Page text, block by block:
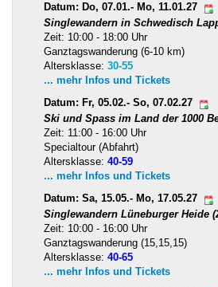
Datum: Do, 07.01.- Mo, 11.01.27
Singlewandern in Schwedisch
Zeit: 10:00 - 18:00 Uhr
Ganztagswanderung (6-10 km)
Altersklasse: 30-55
... mehr Infos und Tickets
Datum: Fr, 05.02.- So, 07.02.27
Ski und Spass im Land der 1000
Zeit: 11:00 - 16:00 Uhr
Specialtour (Abfahrt)
Altersklasse: 40-59
... mehr Infos und Tickets
Datum: Sa, 15.05.- Mo, 17.05.27
Singlewandern Lüneburger Heide
Zeit: 10:00 - 16:00 Uhr
Ganztagswanderung (15,15,15)
Altersklasse: 40-65
... mehr Infos und Tickets